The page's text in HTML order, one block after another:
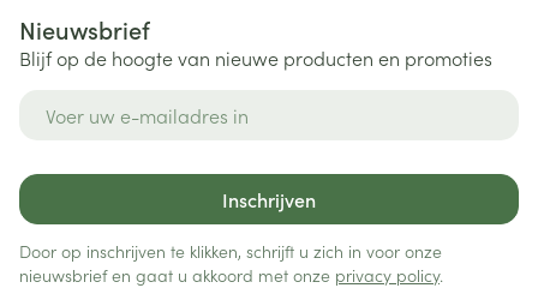
Nieuwsbrief
Blijf op de hoogte van nieuwe producten en promoties
Inschrijven
Door op inschrijven te klikken, schrijft u zich in voor onze
nieuwsbrief en gaat u akkoord met onze privacy policy.